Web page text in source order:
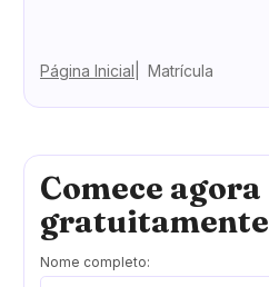
Página Inicial Matrícula
Comece agora
gratuitamente
Nome completo: